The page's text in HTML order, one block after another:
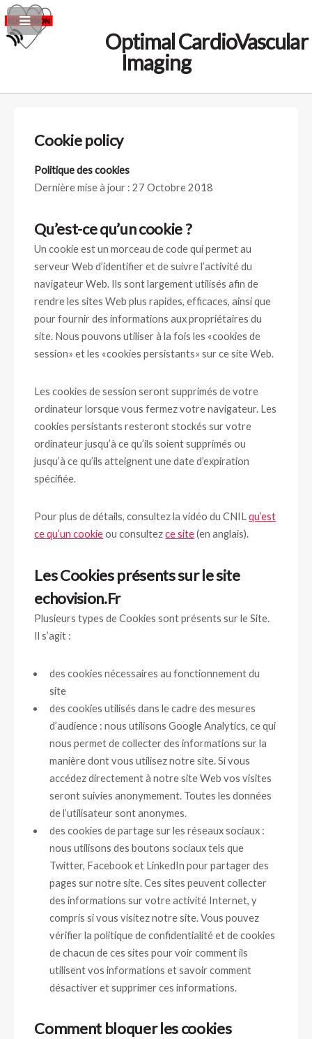
Optimal CardioVascular
Imaging
Cookie policy
Politique des cookies
Dernière mise à jour : 27 Octobre 2018
Qu’est-ce qu’un cookie ?
Un cookie est un morceau de code qui permet au
serveur Web d’identifier et de suivre l’activité du
navigateur Web. Ils sont largement utilisés afin de
rendre les sites Web plus rapides, efficaces, ainsi que
pour fournir des informations aux propriétaires du
site. Nous pouvons utiliser à la fois les «cookies de
session» et les «cookies persistants» sur ce site Web.
Les cookies de session seront supprimés de votre
ordinateur lorsque vous fermez votre navigateur. Les
cookies persistants resteront stockés sur votre
ordinateur jusqu’à ce qu’ils soient supprimés ou
jusqu’à ce qu’ils atteignent une date d’expiration
spécifiée.
Pour plus de détails, consultez la vidéo du CNILqu’est
ce qu’un cookieou consultezce site(en anglais).
Les Cookies présents sur le site
echovision.Fr
Plusieurs types de Cookies sont présents sur le Site.
Il s’agit :
des cookies nécessaires au fonctionnement du
site
des cookies utilisés dans le cadre des mesures
d’audience : nous utilisons Google Analytics, ce qui
nous permet de collecter des informations sur la
manière dont vous utilisez notre site. Si vous
accédez directement à notre site Web vos visites
seront suivies anonymement. Toutes les données
de l’utilisateur sont anonymes.
des cookies de partage sur les réseaux sociaux :
nous utilisons des boutons sociaux tels que
Twitter, Facebook et LinkedIn pour partager des
pages sur notre site. Ces sites peuvent collecter
des informations sur votre activité Internet, y
compris si vous visitez notre site. Vous pouvez
vérifier la politique de confidentialité et de cookies
de chacun de ces sites pour voir comment ils
utilisent vos informations et savoir comment
désactiver et supprimer ces informations.
Comment bloquer les cookies